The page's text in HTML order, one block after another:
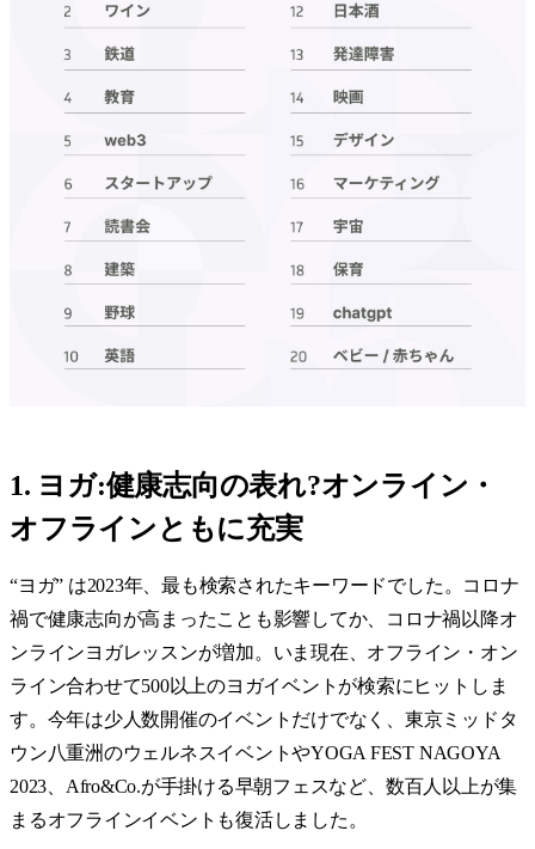
1. ヨガ:健康志向の表れ?オンライン・
オフラインともに充実
“ヨガ” は2023年、最も検索されたキーワードでした。コロナ
禍で健康志向が高まったことも影響してか、コロナ禍以降オ
ンラインヨガレッスンが増加。いま現在、オフライン・オン
ライン合わせて500以上のヨガイベントが検索にヒットしま
す。今年は少人数開催のイベントだけでなく、東京ミッドタ
ウン八重洲のウェルネスイベントやYOGA FEST NAGOYA
2023、Afro&Co.が手掛ける早朝フェスなど、数百人以上が集
まるオフラインイベントも復活しました。